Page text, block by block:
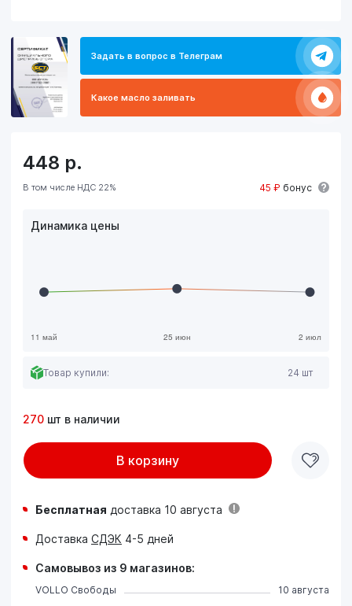
Задать в вопрос в Телеграм
Какое масло заливать
448 р.
В том числе НДС 22% 45 ₽ бонус
Динамика цены
Товар купили: 24 шт
270 шт в наличии
В корзину
Бесплатная доставка 10 августа
Доставка СДЭК 4-5 дней
Самовывоз из 9 магазинов:
VOLLO Свободы
10 августа